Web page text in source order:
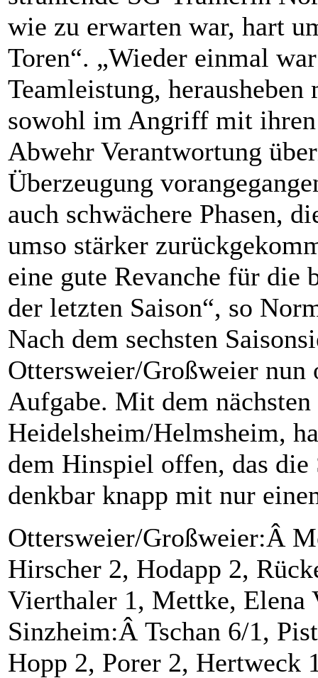
wie zu erwarten war, hart
Toren“. „Wieder einmal
Teamleistung,
sowohl im Angriff mit ihren
Abwehr Verantwortung
Überzeugung
auch schwächere Phasen,
umso stärker
eine gute Revanche für die
der letzten Saison“, so
Nach dem sechsten
Ottersweier/Großweier
Aufgabe. Mit dem nächsten
Heidelsheim/Helmsheim,
dem Hinspiel offen, das
denkbar knapp mit nur
Ottersweier/Großweier:Â
Hirscher 2, Hodapp 2,
Vierthaler 1, Mettke, Elena
Sinzheim:Â Tschan 6/1,
Hopp 2, Porer 2,